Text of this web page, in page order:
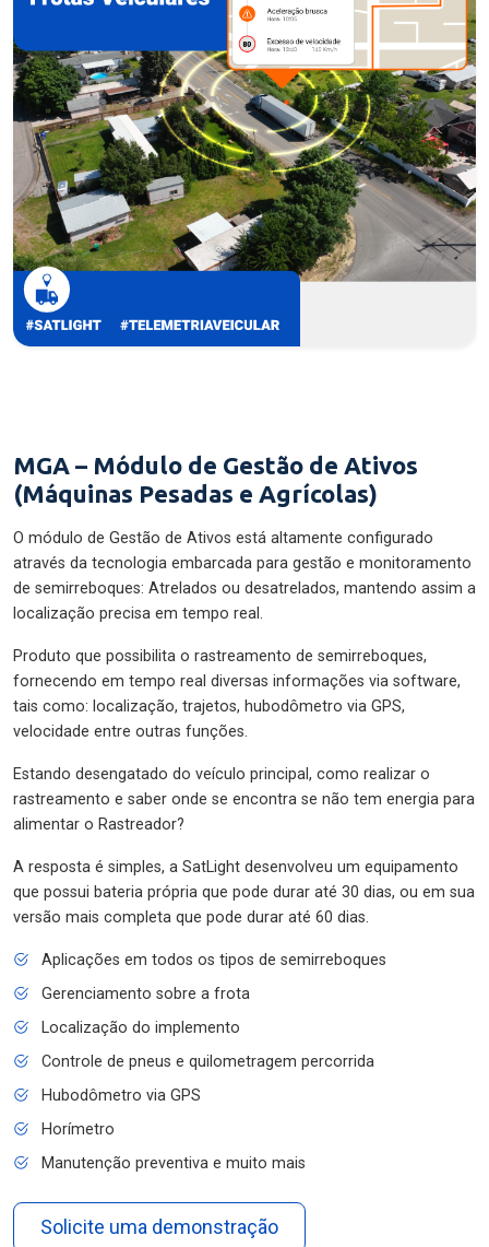
MGA – Módulo de Gestão de Ativos
(Máquinas Pesadas e Agrícolas)
O módulo de Gestão de Ativos está altamente configurado
através da tecnologia embarcada para gestão e monitoramento
de semirreboques: Atrelados ou desatrelados, mantendo assim a
localização precisa em tempo real.
Produto que possibilita o rastreamento de semirreboques,
fornecendo em tempo real diversas informações via software,
tais como: localização, trajetos, hubodômetro via GPS,
velocidade entre outras funções.
Estando desengatado do veículo principal, como realizar o
rastreamento e saber onde se encontra se não tem energia para
alimentar o Rastreador?
A resposta é simples, a SatLight desenvolveu um equipamento
que possui bateria própria que pode durar até 30 dias, ou em sua
versão mais completa que pode durar até 60 dias.
Aplicações em todos os tipos de semirreboques
Gerenciamento sobre a frota
Localização do implemento
Controle de pneus e quilometragem percorrida
Hubodômetro via GPS
Horímetro
Manutenção preventiva e muito mais
Solicite uma demonstração